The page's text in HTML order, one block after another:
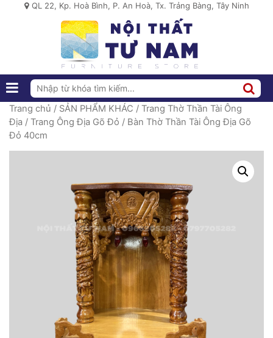
QL 22, Kp. Hoà Bình, P. An Hoà, Tx. Trảng Bàng, Tây Ninh
Trang chủ / SẢN PHẨM KHÁC / Trang Thờ Thần Tài Ông
Địa / Trang Ông Địa Gõ Đỏ / Bàn Thờ Thần Tài Ông Địa Gõ
Đỏ 40cm